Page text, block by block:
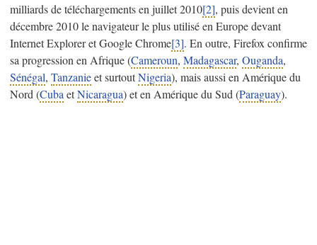
milliards de téléchargements en juillet 2010[2], puis devient en
décembre 2010 le navigateur le plus utilisé en Europe devant
Internet Explorer et Google Chrome[3]. En outre, Firefox confirme
sa progression en Afrique (Cameroun, Madagascar, Ouganda,
Sénégal, Tanzanieet surtoutNigeria), mais aussi en Amérique du
Nord (Cuba etNicaragua) et en Amérique du Sud (Paraguay).